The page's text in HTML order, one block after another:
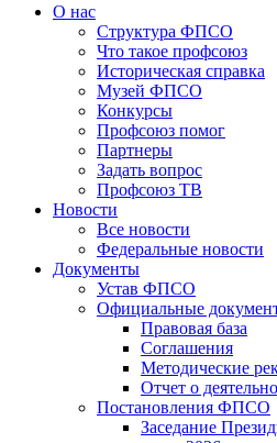
О нас
Структура ФПСО
Что такое профсоюз
Историческая справка
Музей ФПСО
Конкурсы
Профсоюз помог
Партнеры
Задать вопрос
Профсоюз ТВ
Новости
Все новости
Федеральные новости
Документы
Устав ФПСО
Официальные
Правовая база
Соглашения
Методические
Отчет о
Постановления ФПСО
Заседание